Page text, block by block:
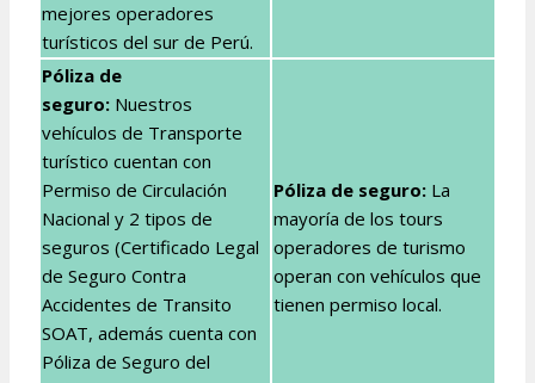
mejores operadores
turísticos del sur de Perú.
Póliza de
seguro: Nuestros
vehículos de Transporte
turístico cuentan con
Permiso de Circulación
Nacional y 2 tipos de
seguros (Certificado Legal
de Seguro Contra
Accidentes de Transito
SOAT, además cuenta con
Póliza de Seguro del
Póliza de seguro: La
mayoría de los tours
operadores de turismo
operan con vehículos que
tienen permiso local.